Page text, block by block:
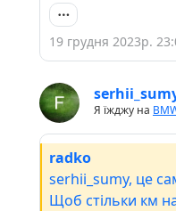
19 грудня 2023р.
Я їжджу на
radko
serhii_sumy, це
Щоб стільки км